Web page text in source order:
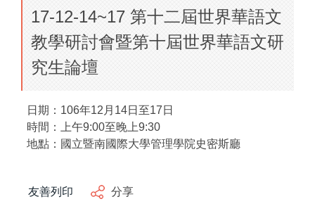
學術研究
教學實習
優秀表現
活動照片
自編教材
17-12-14~17 第十二屆世界華語文
教學研討會暨第十屆世界華語文研
究生論壇
日期：106年12月14日至17日
時間：上午9:00至晚上9:30
地點：國立暨南國際大學管理學院史密斯廳
友善列印 分享